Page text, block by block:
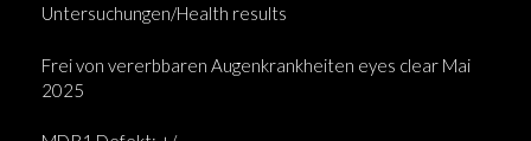
Untersuchungen/Health results
Frei von vererbbaren Augenkrankheiten eyes clear Mai
2025